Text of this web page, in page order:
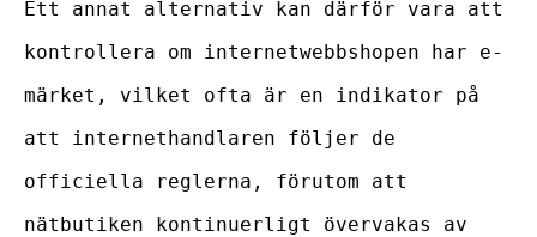
Ett annat alternativ kan därför vara att
kontrollera om internetwebbshopen har e-
märket, vilket ofta är en indikator på
att internethandlaren följer de
officiella reglerna, förutom att
nätbutiken kontinuerligt övervakas av